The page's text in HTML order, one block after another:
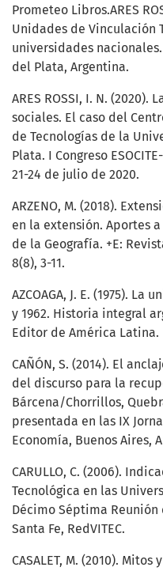
Prometeo Libros.ARES
Unidades de Vinculación
universidades nacionales.
del Plata, Argentina.
ARES ROSSI, I. N.
sociales. El caso del
de Tecnologías de la
Plata. I Congreso
21-24 de julio de 2020.
ARZENO, M. (2018).
en la extensión. Aportes
de la Geografía. +E:
8(8), 3-11.
AZCOAGA, J. E. (1975).
y 1962. Historia integral
Editor de América Latina.
CAÑÓN, S. (2014). El
del discurso para la
Bárcena/Chorrillos,
presentada en las IX
Economía, Buenos Aires,
CARULLO, C. (2006).
Tecnológica en las
Décimo Séptima
Santa Fe, RedVITEC.
CASALET, M. (2010).